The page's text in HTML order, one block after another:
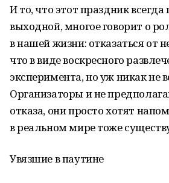
И то, что этот праздник
выходной, многое говорит о
в нашей жизни: отказаться от
что в виде воскресного
эксперимента, но уж никак не
Организаторы и не
отказа, они просто хотят
в реальном мире тоже
Увязшие в паутине